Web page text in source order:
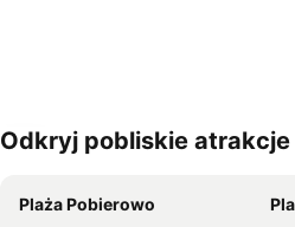
Powiększ mapę
Odkryj pobliskie atrakcje
Plaża Pobierowo